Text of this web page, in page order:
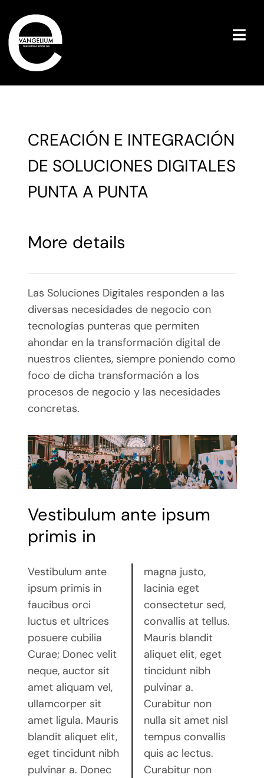
content
Contacto
CREACIÓN E INTEGRACIÓN
DE SOLUCIONES DIGITALES
PUNTA A PUNTA
More details
Las Soluciones Digitales responden a las
diversas necesidades de negocio con
tecnologías punteras que permiten
ahondar en la transformación digital de
nuestros clientes, siempre poniendo como
foco de dicha transformación a los
procesos de negocio y las necesidades
concretas.
Vestibulum ante ipsum
primis in
Vestibulum ante
ipsum primis in
faucibus orci
luctus et ultrices
posuere cubilia
Curae; Donec velit
neque, auctor sit
amet aliquam vel,
ullamcorper sit
amet ligula. Mauris
blandit aliquet elit,
eget tincidunt nibh
pulvinar a. Donec
magna justo,
lacinia eget
consectetur sed,
convallis at tellus.
Mauris blandit
aliquet elit, eget
tincidunt nibh
pulvinar a.
Curabitur non
nulla sit amet nisl
tempus convallis
quis ac lectus.
Curabitur non